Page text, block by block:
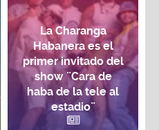
La Charanga
Habanera es el
primer invitado del
show ¨Cara de
haba de la tele al
estadio¨